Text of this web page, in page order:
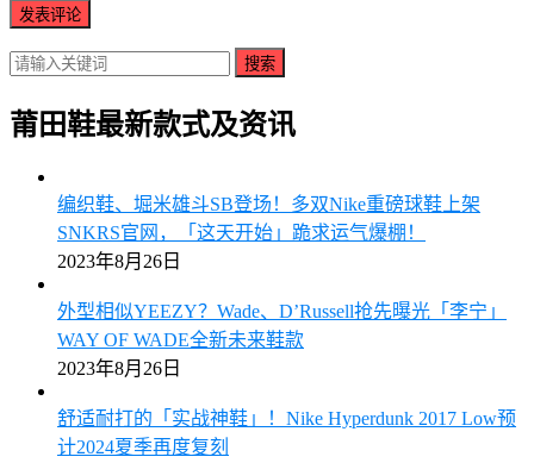
搜索
莆田鞋最新款式及资讯
编织鞋、堀米雄斗SB登场！多双Nike重磅球鞋上架
SNKRS官网，「这天开始」跪求运气爆棚！
2023年8月26日
外型相似YEEZY？Wade、D’Russell抢先曝光「李宁」
WAY OF WADE全新未来鞋款
2023年8月26日
舒适耐打的「实战神鞋」！Nike Hyperdunk 2017 Low预
计2024夏季再度复刻